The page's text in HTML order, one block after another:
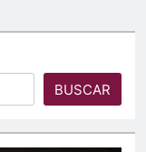
BUSCAR